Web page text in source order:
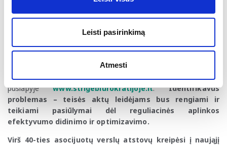
Leisti pasirinkimą
Atmesti
A. Kubiliui tapus eurokomisaru, jo vietą Europos
Parlamente užims šiuo metu Seimo narys Liudas Mažylis
pakeisti buvusi parlamentarė Jurgita Sejonienė.
Lietuvos verslo konfederacija įsteigė „Efektyvios
Verslininkai kviečiami pasidalinti savo
patirtimi ir informacija apie perteklinio reguliavimo problemas
puslapyjewww.strigebiurokratijoje.lt.Identifikavus
problemas – teisės aktų leidėjams bus rengiami ir
teikiami pasiūlymai dėl reguliacinės aplinkos
efektyvumo didinimo ir optimizavimo.
Virš 40-ties asocijuotų verslų atstovų kreipėsi į naująjį